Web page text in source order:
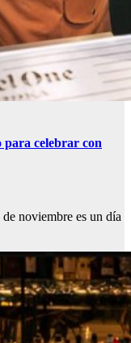
celebrar con
noviembre es un día